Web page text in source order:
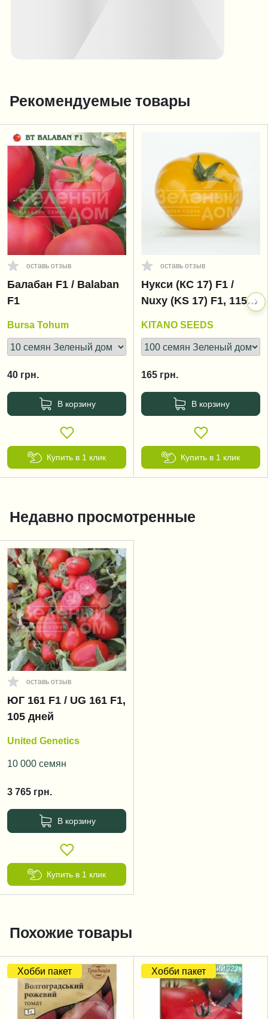
Рекомендуемые товары
оставь отзыв
Балабан F1 / Balaban
F1
Bursa Tohum
40 грн.
В корзину
Купить в 1 клик
оставь отзыв
Нукси (КС 17) F1 /
Nuxy (KS 17) F1, 115-
KITANO SEEDS
165 грн.
В корзину
Купить в 1 клик
Недавно просмотренные
оставь отзыв
ЮГ 161 F1 / UG 161 F1,
105 дней
United Genetics
10 000 семян
3 765 грн.
В корзину
Купить в 1 клик
Похожие товары
Хобби пакет Хобби пакет